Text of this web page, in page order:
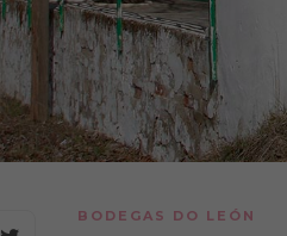
BODEGAS DO LEÓN